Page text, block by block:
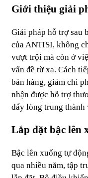
Giới thiệu giải
Giải pháp hỗ trợ sau
của ANTISI, không
vượt trội mà còn ở
vấn đề từ xa. Cách
bán hàng, giảm chi
nhận được hỗ trợ
đẩy lòng trung thành
Lắp đặt bậc lên
Bậc lên xuống tự
qua nhiều năm, tập